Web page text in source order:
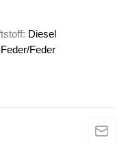
Diesel
Feder/Feder